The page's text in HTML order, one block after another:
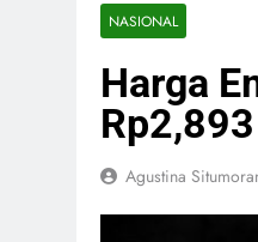
NASIONAL
Harga
Agustina